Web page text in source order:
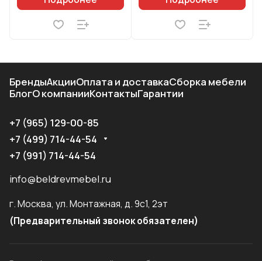
БрендыАкцииОплата и доставкаСборка мебели
БлогО компанииКонтактыГарантии
+7 (965) 129-00-85
+7 (499) 714-44-54
+7 (991) 714-44-54
info@beldrevmebel.ru
г. Москва, ул. Монтажная, д. 9с1, 2эт
(Предварительный звонок обязателен)